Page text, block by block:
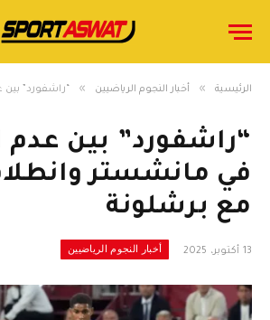
الرئيسية » أخبار النجوم الرياضيين » “راشفورد” بين عدم
“راشفورد” بين عدم
في مانشستر
مع برشلونة
13 أكتوبر، 2025 أخبار النجوم الرياضيين